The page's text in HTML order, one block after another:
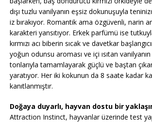
dışı tuzlu vanilyanın eşsiz dokunuşuyla
iz bırakıyor. Romantik ama özgüvenli, narin
karakteri yansıtıyor. Erkek parfümü ise
kırmızı acı biberin sıcak ve davetkar
yoğun odunsu aroması ve içi ısıtan
tonlarıyla tamamlayarak güçlü ve baştan
yaratıyor. Her iki kokunun da 8 saate kadar
kanıtlanmıştır.
Doğaya duyarlı, hayvan dostu bir
Attraction Instinct, hayvanlar üzerinde test